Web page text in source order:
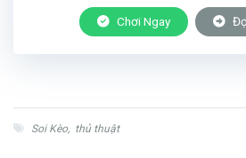
Chơi Ngay
Soi Kèo, thủ thuật